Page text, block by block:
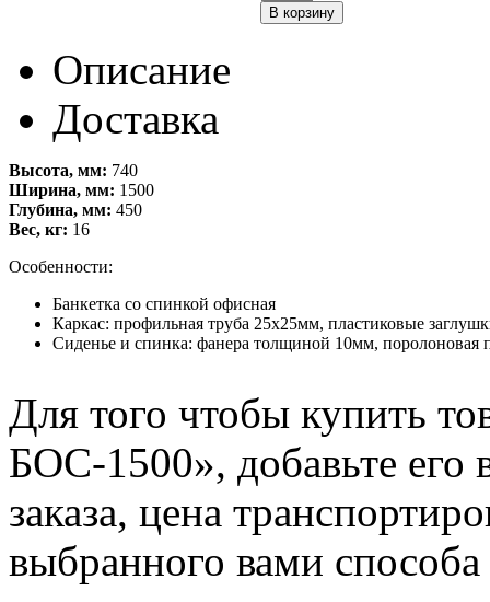
Описание
Доставка
Высота, мм: 740
Ширина, мм: 1500
Глубина, мм: 450
Вес, кг: 16
Особенности:
Банкетка со спинкой офисная
Каркас: профильная труба 25х25мм, пластиковые
Сиденье и спинка: фанера толщиной 10мм,
Для того чтобы купить
БОС-1500», добавьте его
заказа, цена
выбранного вами способа